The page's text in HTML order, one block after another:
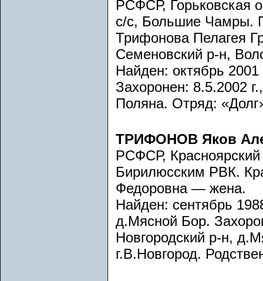
РСФСР, Горьковская
с/с, Большие Чамры.
Трифонова Пелагея
Семеновский р-н,
Найден: октябрь
Захоронен: 8.5.2002
Поляна. Отряд:
ТРИФОНОВ Яков
РСФСР,
Бирилюсским РВК.
Федоровна — жена.
Найден: сентябрь
д.Мясной Бор.
Новгородский р-н,
г.В.Новгород.